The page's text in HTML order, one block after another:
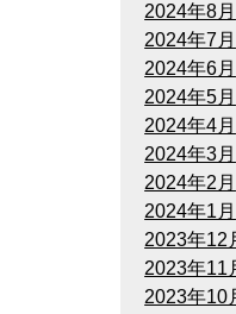
2024年8月
2024年7月
2024年6月
2024年5月
2024年4月
2024年3月
2024年2月
2024年1月
2023年12
2023年11
2023年10